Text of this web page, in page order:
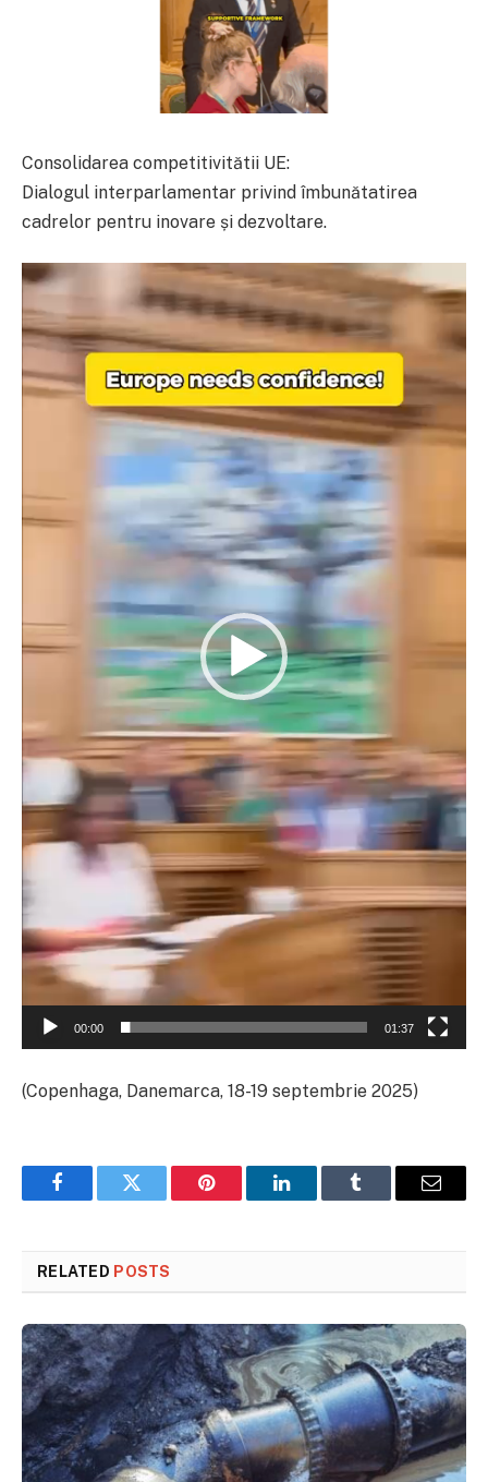
Consolidarea competitivitătii UE:
Dialogul interparlamentar privind îmbunătatirea
cadrelor pentru inovare și dezvoltare.
Player
video
00:00 01:37
(Copenhaga, Danemarca, 18-19 septembrie 2025)
FacebookTwitter Pinterest LinkedInTumblr Email
RELATED POSTS